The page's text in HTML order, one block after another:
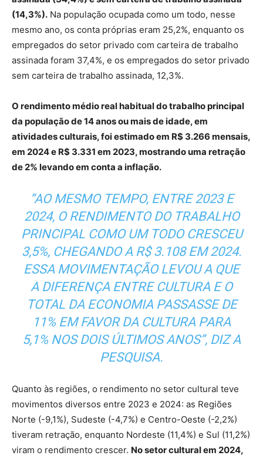
(14,3%). Na população ocupada como um todo, nesse
mesmo ano, os conta próprias eram 25,2%, enquanto os
empregados do setor privado com carteira de trabalho
assinada foram 37,4%, e os empregados do setor privado
sem carteira de trabalho assinada, 12,3%.
O rendimento médio real habitual do trabalho principal
da população de 14 anos ou mais de idade, em
atividades culturais, foi estimado em R$ 3.266 mensais,
em 2024 e R$ 3.331 em 2023, mostrando uma retração
de 2% levando em conta a inflação.
“AO MESMO TEMPO, ENTRE 2023 E
2024, O RENDIMENTO DO TRABALHO
PRINCIPAL COMO UM TODO CRESCEU
3,5%, CHEGANDO A R$ 3.108 EM 2024.
ESSA MOVIMENTAÇÃO LEVOU A QUE
A DIFERENÇA ENTRE CULTURA E O
TOTAL DA ECONOMIA PASSASSE DE
11% EM FAVOR DA CULTURA PARA
5,1% NOS DOIS ÚLTIMOS ANOS”, DIZ A
PESQUISA.
Quanto às regiões, o rendimento no setor cultural teve
movimentos diversos entre 2023 e 2024: as Regiões
Norte (-9,1%), Sudeste (-4,7%) e Centro-Oeste (-2,2%)
tiveram retração, enquanto Nordeste (11,4%) e Sul (11,2%)
viram o rendimento crescer. No setor cultural em 2024,